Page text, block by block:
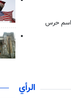
اسم حرس
الرأي